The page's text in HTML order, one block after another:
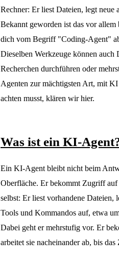
Rechner: Er liest Dateien, legt neue
Bekannt geworden ist das vor
dich vom Begriff "Coding-Agent"
Dieselben Werkzeuge können auch
Recherchen durchführen oder
Agenten zur mächtigsten Art, mit
achten musst, klären wir hier.
Was ist ein KI-
Ein KI-Agent bleibt nicht beim
Oberfläche. Er bekommt Zugriff
selbst: Er liest vorhandene Dateien,
Tools und Kommandos auf, etwa
Dabei geht er mehrstufig vor. Er
arbeitet sie nacheinander ab, bis